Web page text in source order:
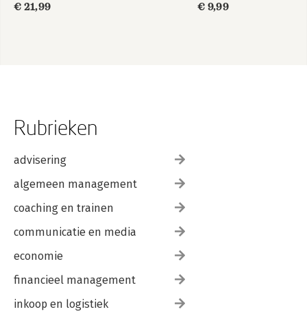
€ 21,99
€ 9,99
Rubrieken
advisering
algemeen management
coaching en trainen
communicatie en media
economie
financieel management
inkoop en logistiek